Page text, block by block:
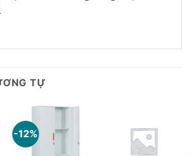
TỰ
-12%